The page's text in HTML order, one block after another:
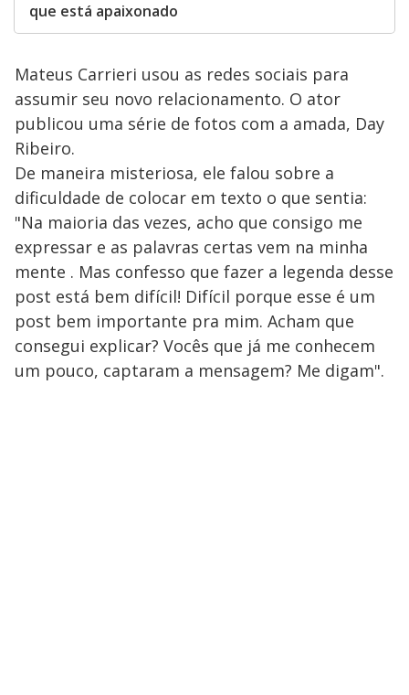
que está apaixonado
Mateus Carrieri usou as redes sociais para
assumir seu novo relacionamento. O ator
publicou uma série de fotos com a amada, Day
Ribeiro.
De maneira misteriosa, ele falou sobre a
dificuldade de colocar em texto o que sentia:
"Na maioria das vezes, acho que consigo me
expressar e as palavras certas vem na minha
mente . Mas confesso que fazer a legenda desse
post está bem difícil! Difícil porque esse é um
post bem importante pra mim. Acham que
consegui explicar? Vocês que já me conhecem
um pouco, captaram a mensagem? Me digam".